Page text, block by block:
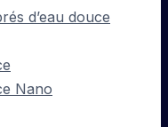
d’eau douce
Nano